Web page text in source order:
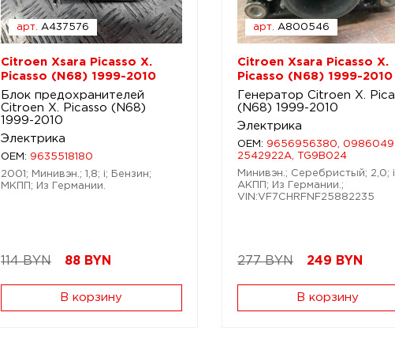
арт. A437576
Citroen Xsara Picasso X.
Picasso (N68) 1999-2010
Блок предохранителей
Citroen X. Picasso (N68)
1999-2010
Электрика
OEM: 9635518180
2001; Минивэн.; 1,8; i; Бензин;
МКПП; Из Германии.
114 BYN 88 BYN
В корзину
арт. A800546
Citroen Xsara Picasso X.
Picasso (N68) 1999-2010
Генератор Citroen X.
(N68) 1999-2010
Электрика
OEM: 9656956380,
2542922A, TG9B024
Минивэн.; Серебристый; 2,0;
АКПП; Из Германии.;
VIN:VF7CHRFNF25882235
277 BYN 249 BYN
В корзину